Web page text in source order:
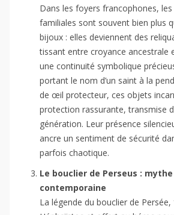
Dans les foyers francophones,
familiales sont souvent bien plus
bijoux : elles deviennent des
tissant entre croyance ancestrale
une continuité symbolique
portant le nom d’un saint à la
de œil protecteur, ces objets
protection rassurante, transmise
génération. Leur présence
ancre un sentiment de sécurité
parfois chaotique.
Le bouclier de Perseus :
contemporaine
La légende du bouclier de